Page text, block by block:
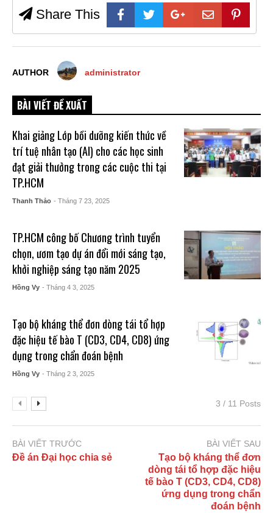
Share This
AUTHOR administrator
BÀI VIẾT ĐỀ XUẤT
Khai giảng Lớp bồi dưỡng kiến thức về
trí tuệ nhân tạo (AI) cho các học sinh
đạt giải thưởng trong các cuộc thi tại
TP.HCM
Thanh Thảo - Tháng 7 23, 2025
TP.HCM công bố Chương trình tuyển
chọn, ươm tạo dự án đổi mới sáng tạo,
khởi nghiệp sáng tạo năm 2025
Hồng Vy - Tháng 4 3, 2025
Tạo bộ kháng thể đơn dòng tái tổ hợp
đặc hiệu tế bào T (CD3, CD4, CD8) ứng
dụng trong chẩn đoán bệnh
Hồng Vy - Tháng 2 3, 2025
3 / 11 Posts
BÀI VIẾT TRƯỚC
Đề án Đại học chia sẻ
BÀI VIẾT SAU
Tạo bộ kháng thể đơn
dòng tái tổ hợp đặc hiệu
tế bào T (CD3, CD4, CD8)
ứng dụng trong chẩn
đoán bệnh